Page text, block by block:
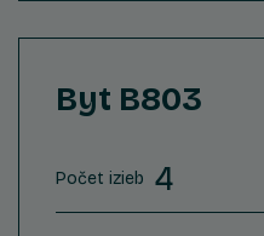
Byt B803
Počet izieb 4